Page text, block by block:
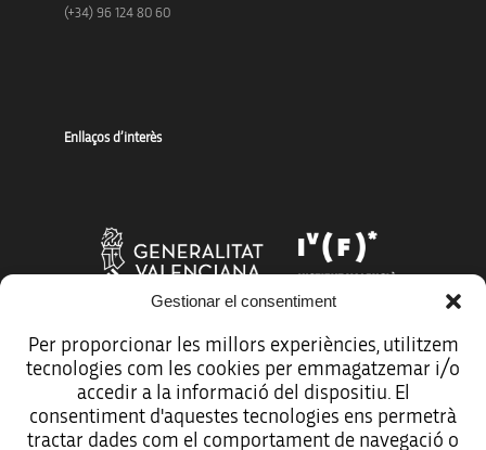
Gestionar el consentiment
Per proporcionar les millors experiències, utilitzem
tecnologies com les cookies per emmagatzemar i/o
accedir a la informació del dispositiu. El
consentiment d'aquestes tecnologies ens permetrà
tractar dades com el comportament de navegació o
(+34) 96 124 80 60
Enllaços d’interès
Més organismes de suport a la innovació